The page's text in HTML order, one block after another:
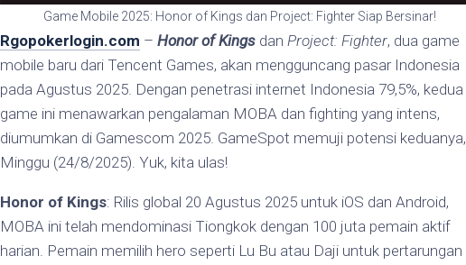
Game Mobile 2025: Honor of Kings dan Project: Fighter Siap Bersinar!
Rgopokerlogin.com – Honor of Kings dan Project: Fighter, dua game
mobile baru dari Tencent Games, akan mengguncang pasar Indonesia
pada Agustus 2025. Dengan penetrasi internet Indonesia 79,5%, kedua
game ini menawarkan pengalaman MOBA dan fighting yang intens,
diumumkan di Gamescom 2025. GameSpot memuji potensi keduanya,
Minggu (24/8/2025). Yuk, kita ulas!
Honor of Kings: Rilis global 20 Agustus 2025 untuk iOS dan Android,
MOBA ini telah mendominasi Tiongkok dengan 100 juta pemain aktif
harian. Pemain memilih hero seperti Lu Bu atau Daji untuk pertarungan